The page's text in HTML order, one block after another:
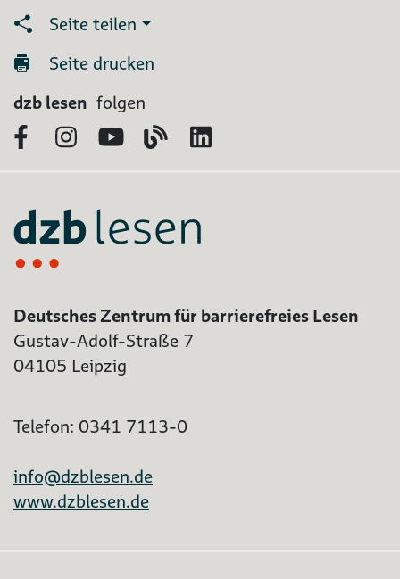
Seite teilen
Seite drucken
dzb lesen folgen
FacebookInstagram
YouTubeBlog
Deutsches Zentrum für barrierefreies Lesen
Gustav-Adolf-Straße 7
04105 Leipzig
Telefon: 0341 7113-0
info@dzblesen.de
www.dzblesen.de